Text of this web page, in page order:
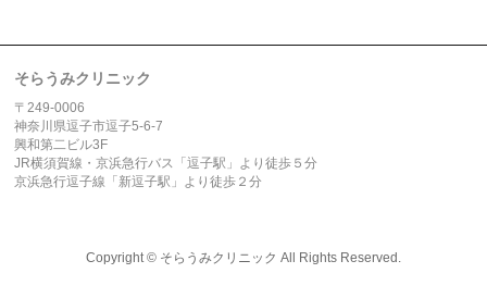
そらうみクリニック
〒249-0006
神奈川県逗子市逗子5-6-7
興和第二ビル3F
JR横須賀線・京浜急行バス「逗子駅」より徒歩５分
京浜急行逗子線「新逗子駅」より徒歩２分
Copyright © そらうみクリニック All Rights Reserved.